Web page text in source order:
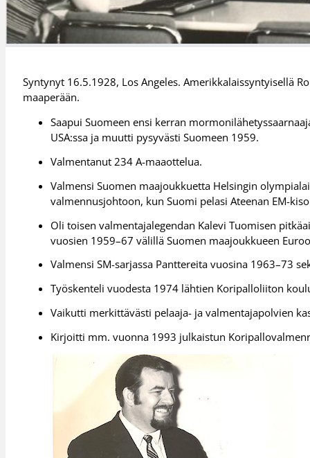
Syntynyt 16.5.1928, Los Angeles. Amerikkalaissyntyisellä
maaperään.
Saapui Suomeen ensi kerran
USA:ssa ja muutti pysyvästi Suomeen 1959.
Valmentanut 234 A-maaottelua.
Valmensi Suomen maajoukkuetta Helsingin
valmennusjohtoon, kun Suomi pelasi Ateenan EM-
Oli toisen valmentajalegendan Kalevi Tuomisen
vuosien 1959–67 välillä Suomen maajoukkueen
Valmensi SM-sarjassa Panttereita vuosina 1963–73
Työskenteli vuodesta 1974 lähtien Koripalloliiton
Vaikutti merkittävästi pelaaja- ja valmentajapolvien
Kirjoitti mm. vuonna 1993 julkaistun